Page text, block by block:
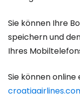
Sie können Ihre
speichern und
Ihres
Sie können